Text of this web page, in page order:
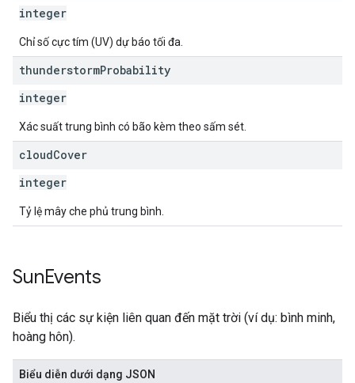
integer
Chỉ số cực tím (UV) dự báo tối đa.
thunderstormProbability
integer
Xác suất trung bình có bão kèm theo sấm sét.
cloudCover
integer
Tỷ lệ mây che phủ trung bình.
SunEvents
Biểu thị các sự kiện liên quan đến mặt trời (ví dụ: bình minh,
hoàng hôn).
Biểu diễn dưới dạng JSON